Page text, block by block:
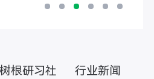
树根研习社 行业新闻